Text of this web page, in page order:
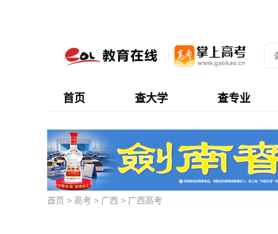
首页 查大学 查专业
首页 > 高考 > 广西 > 广西高考